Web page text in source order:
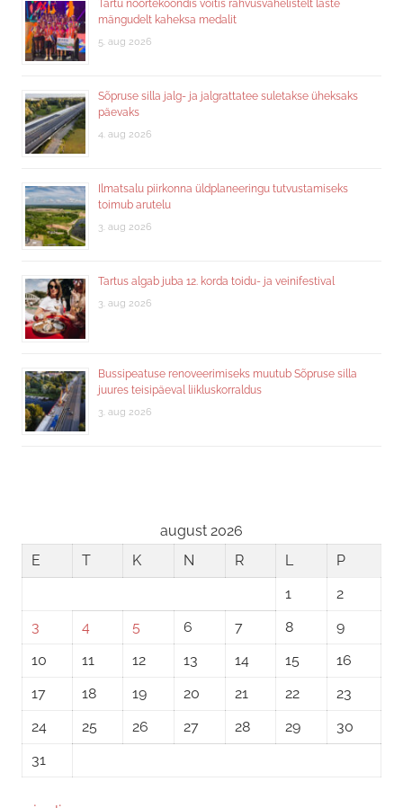
Tartu noortekoondis võitis rahvusvahelistelt laste
mängudelt kaheksa medalit
5. aug 2026
Sõpruse silla jalg- ja jalgrattatee suletakse üheksaks
päevaks
4. aug 2026
Ilmatsalu piirkonna üldplaneeringu tutvustamiseks
toimub arutelu
3. aug 2026
Tartus algab juba 12. korda toidu- ja veinifestival
3. aug 2026
Bussipeatuse renoveerimiseks muutub Sõpruse silla
juures teisipäeval liikluskorraldus
3. aug 2026
august 2026
E
T K N R L
P
1
2
3
4 5 6 7 8
9
10
11 12 13 14 15
16
17
18 19 20 21 22
23
24
25 26 27 28 29
30
31